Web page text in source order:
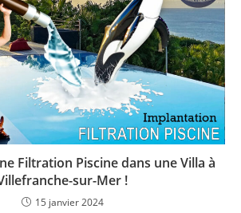
Filtration Piscine dans une Villa à
sur-Mer !
15 janvier 2024